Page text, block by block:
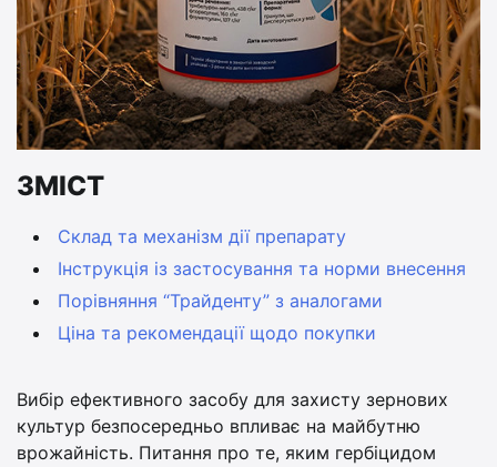
ЗМІСТ
Склад та механізм дії препарату
Інструкція із застосування та норми внесення
Порівняння “Трайденту” з аналогами
Ціна та рекомендації щодо покупки
Вибір ефективного засобу для захисту зернових
культур безпосередньо впливає на майбутню
врожайність. Питання про те, яким гербіцидом